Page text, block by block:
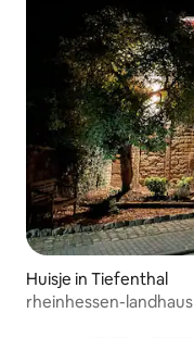
Huisje in Tiefenthal
rheinhessen-landhaus